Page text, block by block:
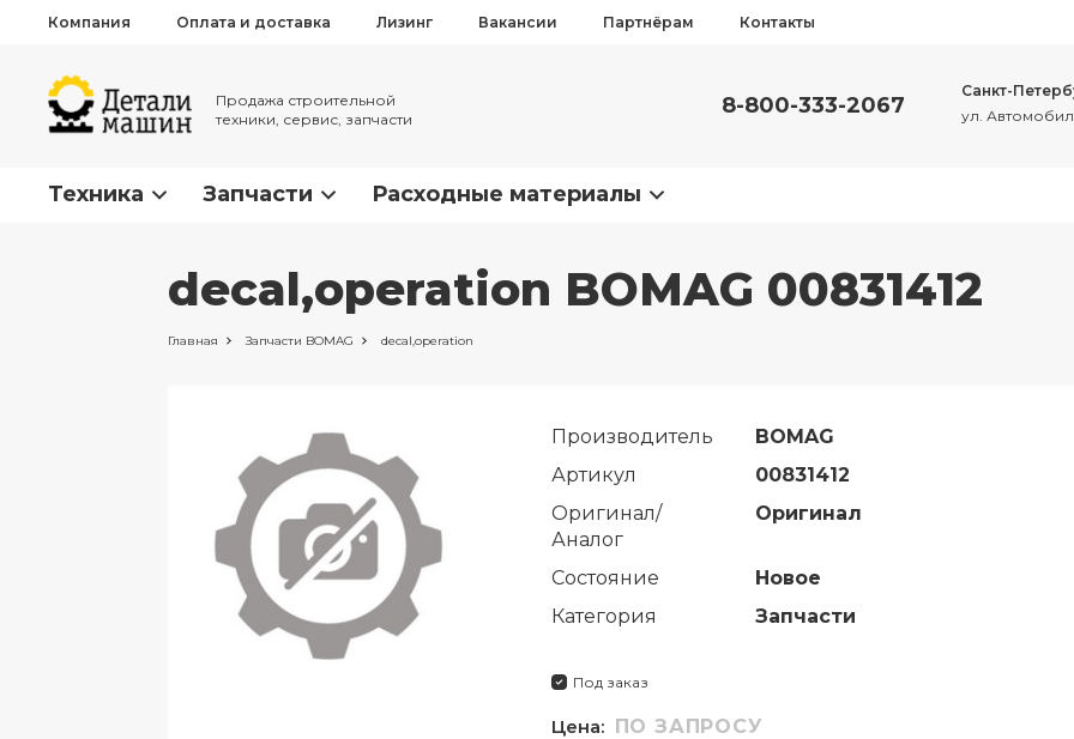
Компания Оплата и доставка Лизинг Вакансии Партнёрам Контакты
Продажа строительной
техники, сервис, запчасти
8-800-333-2067
Санкт-
ул.
Техника Запчасти Расходные материалы
decal,operation BOMAG 00831412
Главная Запчасти BOMAG decal,operation
Производитель
BOMAG
Артикул
00831412
Оригинал/
Аналог
Оригинал
Состояние
Новое
Категория
Запчасти
Под заказ
Цена: ПО ЗАПРОСУ